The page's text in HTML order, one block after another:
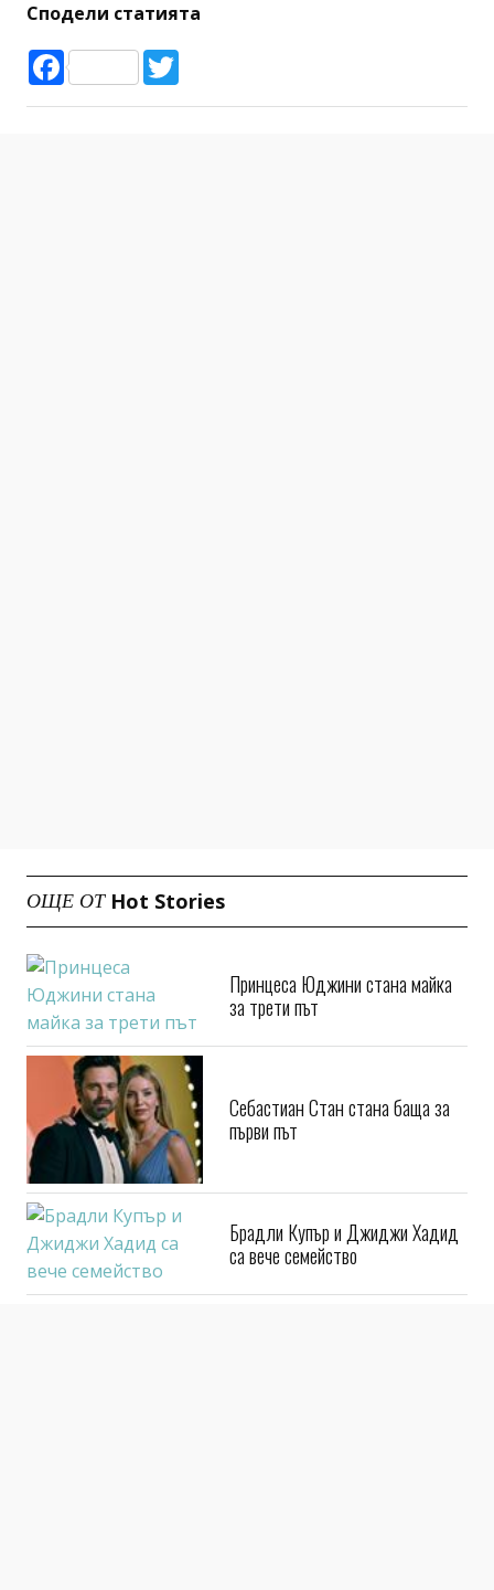
Сподели статията
Facebook
ОЩЕ ОТ Hot Stories
Принцеса Юджини стана майка
за трети път
Себастиан Стан стана баща за
първи път
Брадли Купър и Джиджи Хадид
са вече семейство